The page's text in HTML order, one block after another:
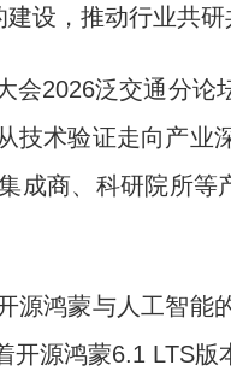
设，推动行业共研
2026泛交通分论
技术验证走向产业
成商、科研院所等
鸿蒙与人工智能
开源鸿蒙6.1 LTS